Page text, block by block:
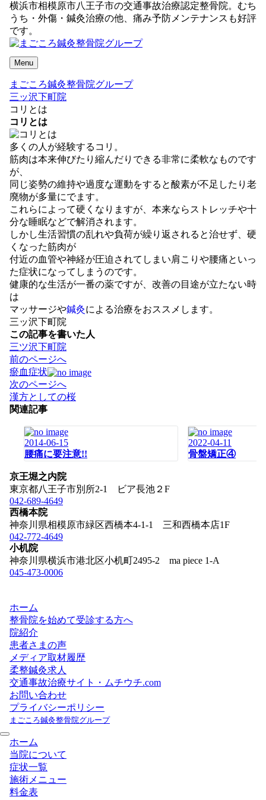
横浜市相模原市八王子市の交通事故治療認定整骨院。むち
うち・外傷・鍼灸治療の他、痛み予防メンテナンスも好評
です。
Menu
まごころ鍼灸整骨院グループ
三ッ沢下町院
コリとは
コリとは
多くの人が経験するコリ。
筋肉は本来伸びたり縮んだりできる非常に柔軟なものです
が、
同じ姿勢の維持や過度な運動をすると酸素が不足したり老
廃物が多量にでます。
これらによって硬くなりますが、本来ならストレッチや十
分な睡眠などで解消されます。
しかし生活習慣の乱れや負荷が繰り返されると治せず、硬
くなった筋肉が
付近の血管や神経が圧迫されてしまい肩こりや腰痛といっ
た症状になってしまうのです。
健康的な生活が一番の薬ですが、改善の目途が立たない時
は
マッサージや鍼灸による治療をおススメします。
三ッ沢下町院
この記事を書いた人
三ツ沢下町院
投
稿
ナ
ビ
ゲ
前のページへ
瘀血症状
次のページへ
漢方としての桜
関連記事
2014-06-15
腰痛に要注意!!
2022-04-11
骨盤矯正④
京王堀之内院
東京都八王子市別所2-1 ビア長池２F
042-689-4649
西橋本院
神奈川県相模原市緑区西橋本4-1-1 三和西橋本店1F
042-772-4649
小机院
神奈川県横浜市港北区小机町2495-2 ma piece 1-A
045-473-0006
ホーム
整骨院を始めて受診する方へ
院紹介
患者さまの声
メディア取材履歴
柔整鍼灸求人
交通事故治療サイト・ムチウチ.com
お問い合わせ
プライバシーポリシー
まごころ鍼灸整骨院グループ
ホーム
当院について
症状一覧
施術メニュー
料金表